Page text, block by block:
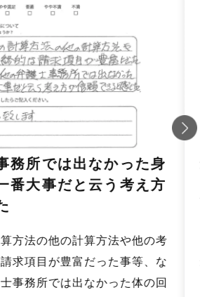
務所では出なかった身
番大事だと云う 考え方
方法の他の計算方法や他の考
求項目が豊富だった事等、な
事務所では出なかった体の回